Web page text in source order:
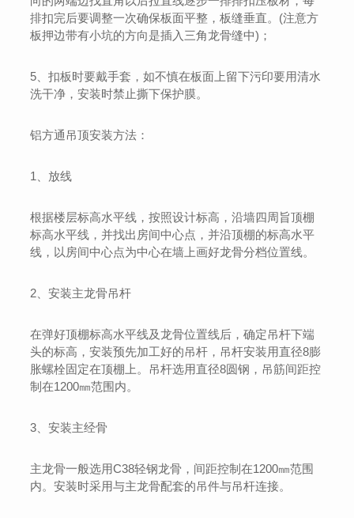
排扣完后要调整一次确保板面平整，板缝垂直。(注意方
板押边带有小坑的方向是插入三角龙骨缝中)；
5、扣板时要戴手套，如不慎在板面上留下污印要用清水
洗干净，安装时禁止撕下保护膜。
铝方通吊顶安装方法：
1、放线
根据楼层标高水平线，按照设计标高，沿墙四周旨顶棚
标高水平线，并找出房间中心点，并沿顶棚的标高水平
线，以房间中心点为中心在墙上画好龙骨分档位置线。
2、安装主龙骨吊杆
在弹好顶棚标高水平线及龙骨位置线后，确定吊杆下端
头的标高，安装预先加工好的吊杆，吊杆安装用直径8膨
胀螺栓固定在顶棚上。吊杆选用直径8圆钢，吊筋间距控
制在1200㎜范围内。
3、安装主经骨
主龙骨一般选用C38轻钢龙骨，间距控制在1200㎜范围
内。安装时采用与主龙骨配套的吊件与吊杆连接。